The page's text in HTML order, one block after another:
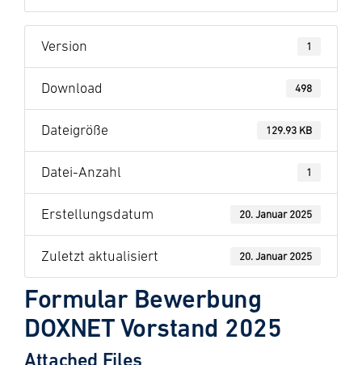
Version 1
Download 498
Dateigröße 129.93 KB
Datei-Anzahl 1
Erstellungsdatum 20. Januar 2025
Zuletzt aktualisiert 20. Januar 2025
Formular Bewerbung
DOXNET Vorstand 2025
Attached Files